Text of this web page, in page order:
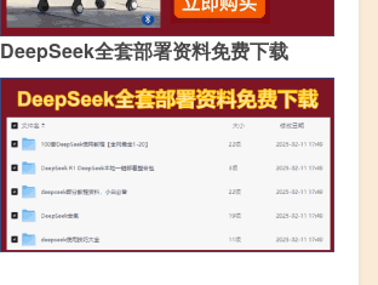
DeepSeek全套部署资料免费下载